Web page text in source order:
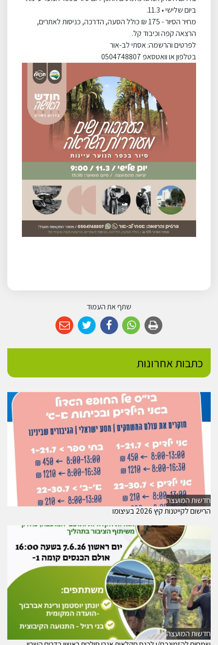
ביום שלישי • 11.3.
מחיר הסיור - 175 ₪ כולל הסעה, הדרכה, כניסות לאתרים,
הרצאה קפה וכיבוד קל.
לפרטים והרשמה: אסתי לב-אור
בטלפון או וואטסאפ 0504748807
שתף את העמוד
כתבות אחרונות
חדשות המועצה
הרישום לקייטנות קיץ 2026 בעיצומו
חדשות המועצה